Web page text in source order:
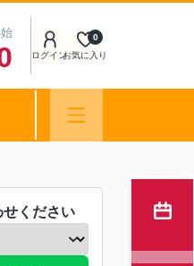
ログインお気に入り
0
ください